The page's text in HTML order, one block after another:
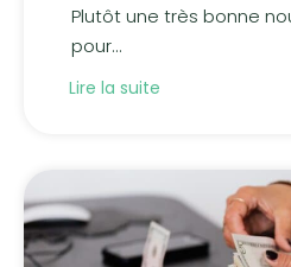
Plutôt une très bonne
pour...
Lire la suite